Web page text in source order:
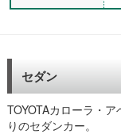
セダン
TOYOTAカローラ・
りのセダンカー。